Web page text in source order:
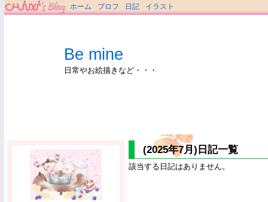
ホーム プロフ 日記 イラスト
Be mine
日常やお絵描きなど・・・
(2025年7月)日記一覧
該当する日記はありません。